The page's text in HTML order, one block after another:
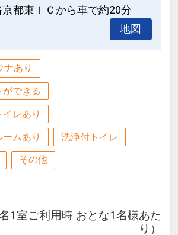
都東ＩＣから車で約20分
地図
ナあり
できる
レあり
ムあり 洗浄付トイレ
その他
名1室ご利用時 おとな1名様あた
り）